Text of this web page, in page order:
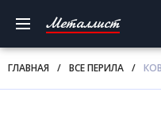
Металлист
ГЛАВНАЯ / ВСЕ ПЕРИЛА /